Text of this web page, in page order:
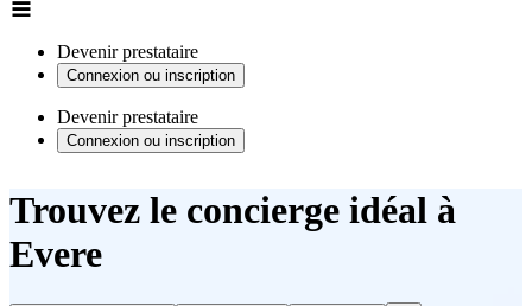
Devenir prestataire
Connexion ou inscription
Devenir prestataire
Connexion ou inscription
Trouvez le concierge idéal à
Evere